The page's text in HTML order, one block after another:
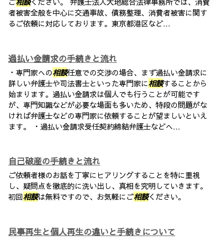
者被害全般を中心に交通事故、債務整理、消費者被害に関す
るご依頼に対応しております。東京都港区など...
過払い金請求の手続きと流れ
・専門家への相談任意での交渉の場合、まず過払い金請求に
詳しい弁護士や司法書士といった専門家に相談することから
始まります。過払い金請求は個人でも行うことが可能です
が、専門知識などが必要な場面も多いため、特段の問題がな
ければ弁護士などの専門家に依頼することが望ましいといえ
ます。 ・過払い金請求受任契約締結弁護士などへ...
自己破産の手続きと流れ
ご依頼者様のお話を丁寧にヒアリングすることを特に重視
し、疑問点を徹底的に洗い出し、真相を究明していきます。
初回相談は無料ですので、お気軽にご相談ください。
民事再生と個人再生の違いと手続きについて